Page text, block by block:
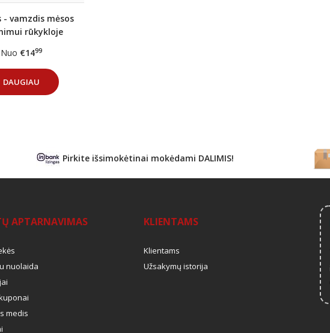
- vamzdis mėsos
rūkykloje
Nuo €1499
DAUGIAU
Pirkite išsimokėtinai mokėdami DALIMIS!
APTARNAVIMAS
nuolaida
medis
KLIENTAMS
Klientams
Užsakymų istorija